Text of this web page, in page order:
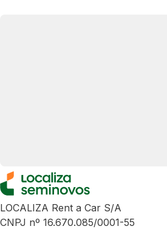
LOCALIZA Rent a Car S/A
CNPJ nº 16.670.085/0001-55